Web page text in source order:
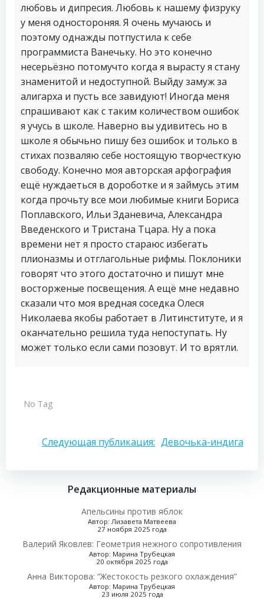
любовь и дипресия. Любовь к нашему физруку
у меня одностороняя. Я очень мучаюсь и
поэтому однажды потпустила к себе
программиста Ванечьку. Но это конечно
несерьёзно потомучто когда я вырасту я стану
знаменитой и недоступной. Выйду замуж за
алигарха и пусть все завидуют! Иногда меня
спрашивают как с таким количеством ошибок
я учусь в школе. Наверно вы удивитесь но в
школе я обычьно пишу без ошибок и только в
стихах позваляю себе ностоящую творчесткую
свободу. Конечно моя авторская арфография
ещё нуждаеться в дороботке и я займусь этим
когда прочьту все мои любимые книги Бориса
Поплавского, Ильи Зданевича, Александра
Введенского и Тристана Тцара. Ну а пока
времени нет я просто стараюс избегать
плионазмы и отглагольные рифмы. Поклоники
говорят что этого достаточно и пишут мне
восторженые посвещения. А ещё мне недавно
сказали что моя вредная соседка Олеся
Николаева якобы работает в Литинституте, и я
оканчательно решила туда непоступать. Ну
может только если сами позовут. И то врятли.
No Tag
Навигация
по
записям
Следующая публикация: Девочька-индига
Редакционные материалы
Апельсины против яблок
Автор: Лизавета Матвеева
27 ноября 2025 года
Валерий Яковлев: Геометрия нежного сопротивления
Автор: Марина Трубецкая
20 октября 2025 года
Анна Викторова: “Жестокость резкого охлаждения”
Автор: Марина Трубецкая
23 июля 2025 года